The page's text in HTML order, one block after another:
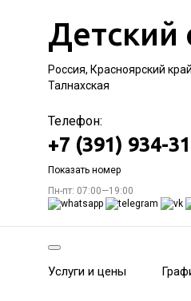
Детский
Россия, Красноярский
Талнахская
Телефон:
+7 (391) 934-
Показать номер
Пн-пт: 07:00—19:00
Услуги и цены